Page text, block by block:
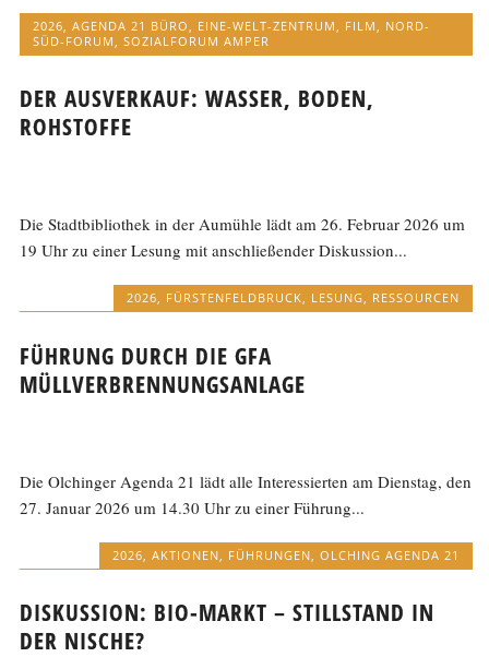
2026 ,AGENDA 21 BÜRO EINE-WELT-ZENTRUM FILM
NORD-
SÜD-FORUM
,SOZIALFORUM AMPER
DER AUSVERKAUF: WASSER, BODEN,
ROHSTOFFE
Die Stadtbibliothek in der Aumühle lädt am 26. Februar 2026 um
19 Uhr zu einer Lesung mit anschließender Diskussion...
2026, FÜRSTENFELDBRUCK, LESUNG, RESSOURCEN
FÜHRUNG DURCH DIE GFA
MÜLLVERBRENNUNGSANLAGE
Die Olchinger Agenda 21 lädt alle Interessierten am Dienstag, den
27. Januar 2026 um 14.30 Uhr zu einer Führung...
2026 AKTIONEN FÜHRUNGEN OLCHING AGENDA 21
DISKUSSION: BIO-MARKT – STILLSTAND IN
DER NISCHE?